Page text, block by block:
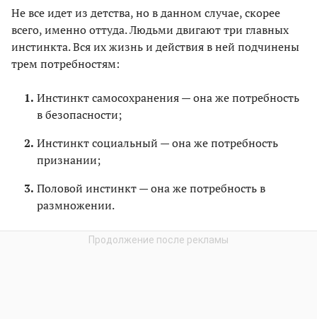
Не все идет из детства, но в данном случае, скорее
всего, именно оттуда. Людьми двигают три главных
инстинкта. Вся их жизнь и действия в ней подчинены
трем потребностям:
Инстинкт самосохранения — она же потребность
в безопасности;
Инстинкт социальный — она же потребность
признании;
Половой инстинкт — она же потребность в
размножении.